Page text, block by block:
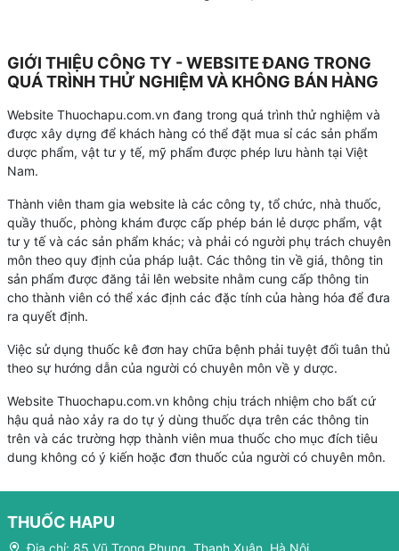
GIỚI THIỆU CÔNG TY - WEBSITE ĐANG TRONG
QUÁ TRÌNH THỬ NGHIỆM VÀ KHÔNG BÁN HÀNG
Website Thuochapu.com.vn đang trong quá trình thử nghiệm và
được xây dựng để khách hàng có thể đặt mua sỉ các sản phẩm
dược phẩm, vật tư y tế, mỹ phẩm được phép lưu hành tại Việt
Nam.
Thành viên tham gia website là các công ty, tổ chức, nhà thuốc,
quầy thuốc, phòng khám được cấp phép bán lẻ dược phẩm, vật
tư y tế và các sản phẩm khác; và phải có người phụ trách chuyên
môn theo quy định của pháp luật. Các thông tin về giá, thông tin
sản phẩm được đăng tải lên website nhằm cung cấp thông tin
cho thành viên có thể xác định các đặc tính của hàng hóa để đưa
ra quyết định.
Việc sử dụng thuốc kê đơn hay chữa bệnh phải tuyệt đối tuân thủ
theo sự hướng dẫn của người có chuyên môn về y dược.
Website Thuochapu.com.vn không chịu trách nhiệm cho bất cứ
hậu quả nào xảy ra do tự ý dùng thuốc dựa trên các thông tin
trên và các trường hợp thành viên mua thuốc cho mục đích tiêu
dung không có ý kiến hoặc đơn thuốc của người có chuyên môn.
THUỐC HAPU